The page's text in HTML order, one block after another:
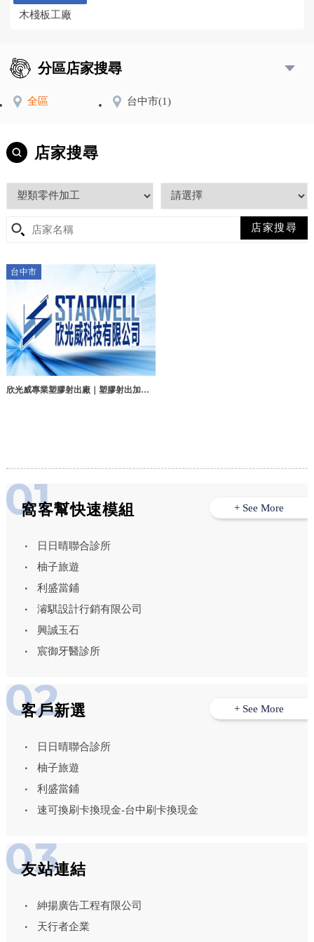
木棧板工廠
分區店家搜尋
全區 台中市(1)
店家搜尋
台中市
欣光威專業塑膠射出廠｜塑膠射出加工,
窩客幫快速模組
日日晴聯合診所
柚子旅遊
利盛當鋪
濬騏設計行銷有限公司
興誠玉石
宸御牙醫診所
+ See More
客戶新選
日日晴聯合診所
柚子旅遊
利盛當鋪
速可換刷卡換現金-台中刷卡換現金
+ See More
友站連結
紳揚廣告工程有限公司
天行者企業